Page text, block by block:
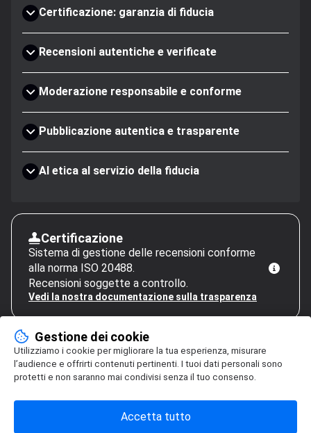
Certificazione: garanzia di fiducia
Recensioni autentiche e verificate
Moderazione responsabile e conforme
Pubblicazione autentica e trasparente
AI etica al servizio della fiducia
Certificazione
Sistema di gestione delle recensioni conforme
alla norma ISO 20488.
Recensioni soggette a controllo.
Vedi la nostra documentazione sulla trasparenza
Gestione dei cookie
Utilizziamo i cookie per migliorare la tua esperienza, misurare
l’audience e offrirti contenuti pertinenti. I tuoi dati personali sono
protetti e non saranno mai condivisi senza il tuo consenso.
Accetta tutto